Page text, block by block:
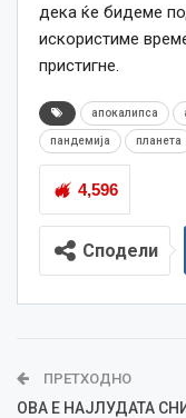
дека ќе бидеме
искористиме
пристигне.
апокалипса
пандемија планета
4,596
Сподели
ПРЕТХОДНО
ОВА Е НАЈЛУДАТА